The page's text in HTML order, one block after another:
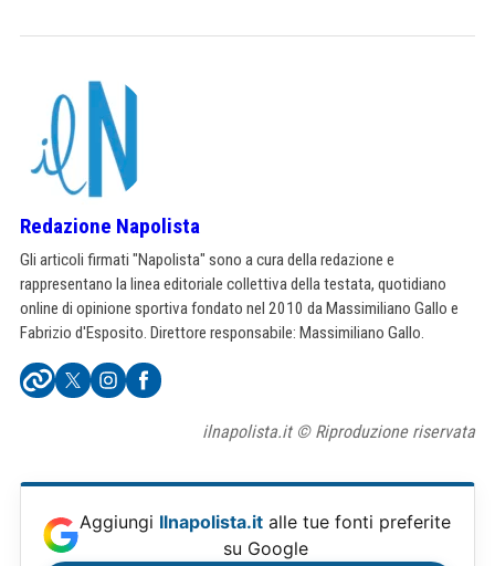
Redazione Napolista
Gli articoli firmati "Napolista" sono a cura della redazione e
rappresentano la linea editoriale collettiva della testata, quotidiano
online di opinione sportiva fondato nel 2010 da Massimiliano Gallo e
Fabrizio d'Esposito. Direttore responsabile: Massimiliano Gallo.
ilnapolista.it © Riproduzione riservata
Aggiungi Ilnapolista.it alle tue fonti preferite
su Google